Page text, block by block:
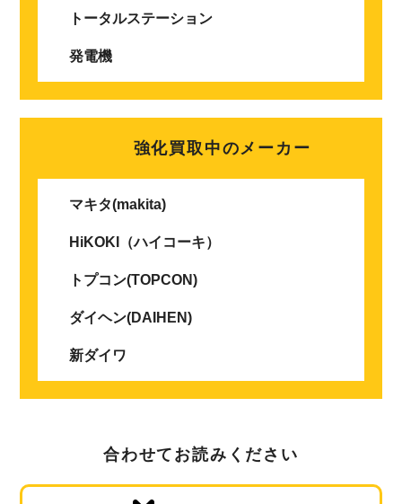
トータルステーション
発電機
強化買取中のメーカー
マキタ(makita)
HiKOKI（ハイコーキ）
トプコン(TOPCON)
ダイヘン(DAIHEN)
新ダイワ
合わせてお読みください